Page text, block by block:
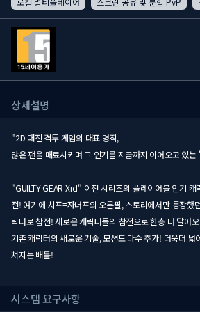
상세설명
"2D 대전 격투 게임의 대표 명작,
많은 팬을 매료시키며 그 인기를 지금까지 이어오고 있
"GUILTY GEAR Xrd" 이전 시리즈의 플레이어블 인기 캐
전! 여기에 치프=자너프의 오른팔, 스토리에서만 등장했
릭터로 참전! 새로운 캐릭터들의 참전으로 한층 더 달아
기존 캐릭터의 새로운 기술, 모션도 다수 추가! 더욱더 넓
쳐지는 배틀!
시스템 요구사항